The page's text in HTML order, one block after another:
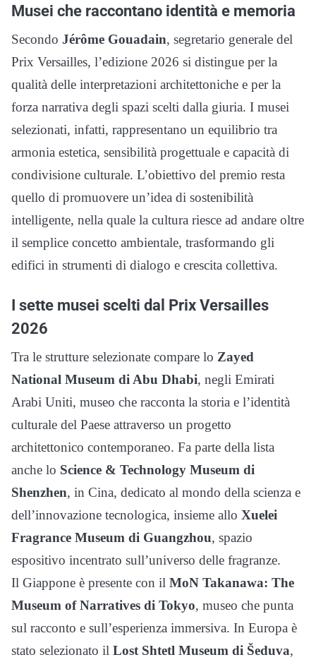
Musei che raccontano identità e memoria
Secondo Jérôme Gouadain, segretario generale del
Prix Versailles, l’edizione 2026 si distingue per la
qualità delle interpretazioni architettoniche e per la
forza narrativa degli spazi scelti dalla giuria. I musei
selezionati, infatti, rappresentano un equilibrio tra
armonia estetica, sensibilità progettuale e capacità di
condivisione culturale. L’obiettivo del premio resta
quello di promuovere un’idea di sostenibilità
intelligente, nella quale la cultura riesce ad andare oltre
il semplice concetto ambientale, trasformando gli
edifici in strumenti di dialogo e crescita collettiva.
I sette musei scelti dal Prix Versailles
2026
Tra le strutture selezionate compare lo Zayed
National Museum di Abu Dhabi, negli Emirati
Arabi Uniti, museo che racconta la storia e l’identità
culturale del Paese attraverso un progetto
architettonico contemporaneo. Fa parte della lista
anche lo Science & Technology Museum di
Shenzhen, in Cina, dedicato al mondo della scienza e
dell’innovazione tecnologica, insieme allo Xuelei
Fragrance Museum di Guangzhou, spazio
espositivo incentrato sull’universo delle fragranze.
Il Giappone è presente con il MoN Takanawa: The
Museum of Narratives di Tokyo, museo che punta
sul racconto e sull’esperienza immersiva. In Europa è
stato selezionato il Lost Shtetl Museum di Šeduva,